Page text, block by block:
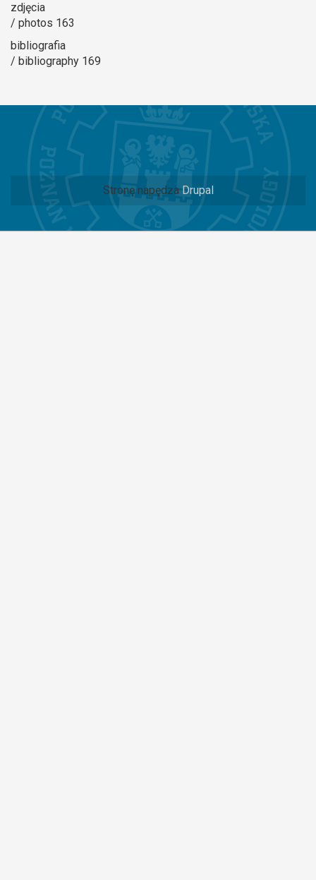
zdjęcia
/ photos 163
bibliografia
/ bibliography 169
Stronę napędza Drupal